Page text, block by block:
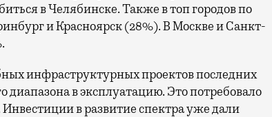
в Челябинске. Также в топ городов по
и Красноярск (28%). В Москве и Санкт-
инфраструктурных проектов последних
диапазона в эксплуатацию. Это потребовало
в развитие спектра уже дали